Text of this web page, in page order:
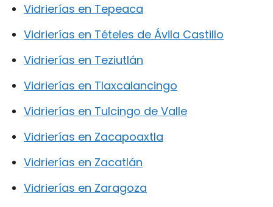
Vidrierías en Tepeaca
Vidrierías en Tételes de Ávila Castillo
Vidrierías en Teziutlán
Vidrierías en Tlaxcalancingo
Vidrierías en Tulcingo de Valle
Vidrierías en Zacapoaxtla
Vidrierías en Zacatlán
Vidrierías en Zaragoza